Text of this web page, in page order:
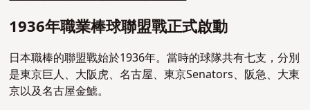
1936年職業棒球聯盟戰正式啟動
日本職棒的聯盟戰始於1936年。當時的球隊共有七支，分別
是東京巨人、大阪虎、名古屋、東京Senators、阪急、大東
京以及名古屋金鯱。